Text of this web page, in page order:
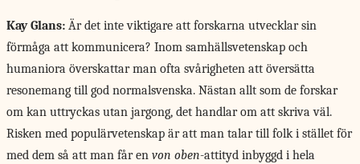
Kay Glans: Är det inte viktigare att forskarna utvecklar sin
förmåga att kommunicera? Inom samhällsvetenskap och
humaniora överskattar man ofta svårigheten att översätta
resonemang till god normalsvenska. Nästan allt som de forskar
om kan uttryckas utan jargong, det handlar om att skriva väl.
Risken med populärvetenskap är att man talar till folk i stället för
med dem så att man får en von oben-attityd inbyggd i hela